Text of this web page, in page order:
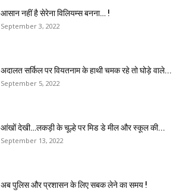
आसान नहीं है सेरेना विलियम्स बनना… !
September 3, 2022
अदालत सर्किल पर वियतनाम के हाथी चमक रहे तो घोड़े वाले...
September 5, 2022
आंखों देखी…लकड़ी के चूल्हे पर मिड डे मील और स्कूल की...
September 13, 2022
अब पुलिस और प्रशासन के लिए सबक लेने का समय !